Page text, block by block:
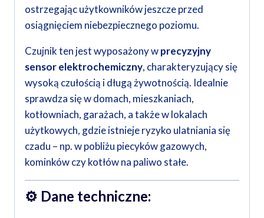
ostrzegając użytkowników jeszcze przed
osiągnięciem niebezpiecznego poziomu.
Czujnik ten jest wyposażony wprecyzyjny
sensor elektrochemiczny, charakteryzujący się
wysoką czułością i długą żywotnością. Idealnie
sprawdza się w domach, mieszkaniach,
kotłowniach, garażach, a także w lokalach
użytkowych, gdzie istnieje ryzyko ulatniania się
czadu – np. w pobliżu piecyków gazowych,
kominków czy kotłów na paliwo stałe.
⚙️ Dane techniczne: